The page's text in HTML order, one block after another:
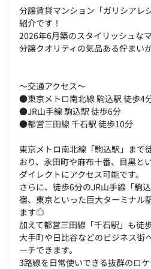
分譲賃貸マンション「ガリシアレ
紹介です！
2026年6月築のスタイリッシュな
分譲クオリティの気品ある佇まい
～交通アクセス～
●東京メトロ南北線 駒込駅 徒歩4
●JR山手線 駒込駅 徒歩6分
●都営三田線 千石駅 徒歩10分
東京メトロ南北線「駒込駅」まで
おり、永田町や麻布十番、目黒と
ダイレクトにアクセス可能です。
さらに、徒歩6分のJR山手線「駒
宿、東京といった巨大ターミナル
ます◎
加えて都営三田線「千石駅」も徒
大手町や日比谷などのビジネス街
ーチできます。
3路線を日常使いできる抜群のロ